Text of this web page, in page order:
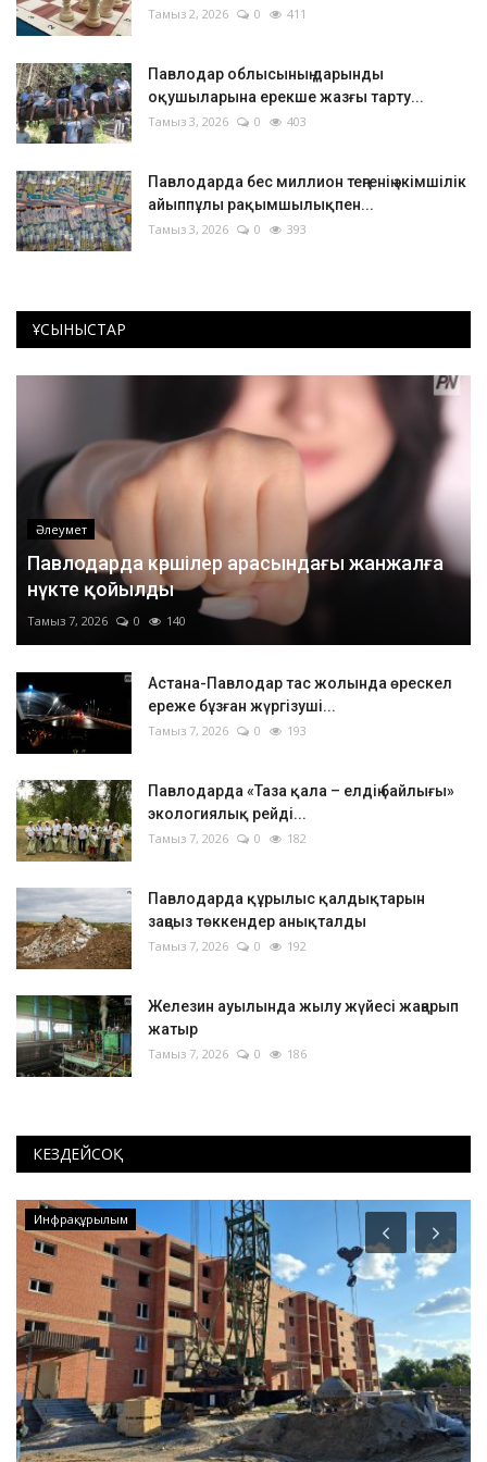
Тамыз 2, 2026 0 411
Павлодар облысының дарынды
оқушыларына ерекше жазғы тарту...
Тамыз 3, 2026 0 403
Павлодарда бес миллион теңгенің әкімшілік
айыппұлы рақымшылықпен...
Тамыз 3, 2026 0 393
ҰСЫНЫСТАР
Әлеумет
Павлодарда көршілер арасындағы жанжалға
нүкте қойылды
Тамыз 7, 2026 0 140
Астана-Павлодар тас жолында өрескел
ереже бұзған жүргізуші...
Тамыз 7, 2026 0 193
Павлодарда «Таза қала – елдің байлығы»
экологиялық рейді...
Тамыз 7, 2026 0 182
Павлодарда құрылыс қалдықтарын
заңсыз төккендер анықталды
Тамыз 7, 2026 0 192
Железин ауылында жылу жүйесі жаңарып
жатыр
Тамыз 7, 2026 0 186
КЕЗДЕЙСОҚ
Инфрақұрылым